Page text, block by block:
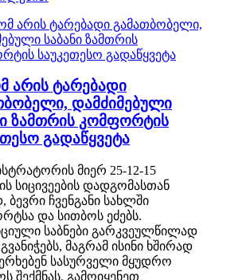
არის ტარებადი
დამძიმებული
ზამთრის კომფორტის
გადაწყვეტა
მიერ 25-12-15
სიცივეების დადგომასთან
ბევრი ჩვენგანი სახლში
და სითბოს ეძებს.
საბნები გარკვეულწილად
გვანიჭებს, მაგრამ ისინი ხშირად
სასურველი მყუდრო
შექმნას. გამოიყენეთ